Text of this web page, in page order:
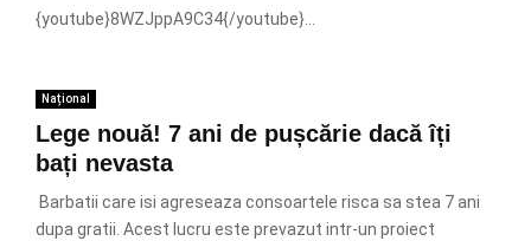
{youtube}8WZJppA9C34{/youtube}...
Național
Lege nouă! 7 ani de pușcărie dacă îți
bați nevasta
Barbatii care isi agreseaza consoartele risca sa stea 7 ani
dupa gratii. Acest lucru este prevazut intr-un proiect